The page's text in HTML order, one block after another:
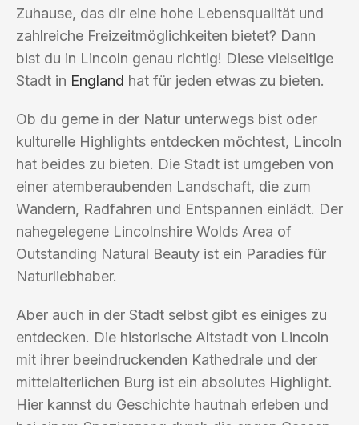
Zuhause, das dir eine hohe Lebensqualität und
zahlreiche Freizeitmöglichkeiten bietet? Dann
bist du in Lincoln genau richtig! Diese vielseitige
Stadt in England hat für jeden etwas zu bieten.
Ob du gerne in der Natur unterwegs bist oder
kulturelle Highlights entdecken möchtest, Lincoln
hat beides zu bieten. Die Stadt ist umgeben von
einer atemberaubenden Landschaft, die zum
Wandern, Radfahren und Entspannen einlädt. Der
nahegelegene Lincolnshire Wolds Area of
Outstanding Natural Beauty ist ein Paradies für
Naturliebhaber.
Aber auch in der Stadt selbst gibt es einiges zu
entdecken. Die historische Altstadt von Lincoln
mit ihrer beeindruckenden Kathedrale und der
mittelalterlichen Burg ist ein absolutes Highlight.
Hier kannst du Geschichte hautnah erleben und